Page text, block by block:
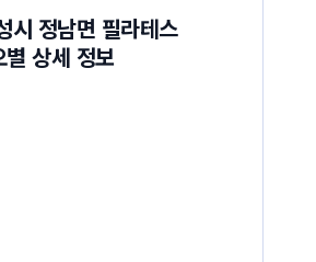
시 정남면 필라테스
별 상세 정보